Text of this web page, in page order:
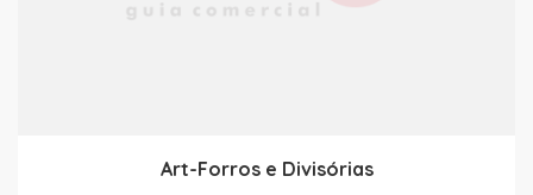
Art-Forros e Divisórias